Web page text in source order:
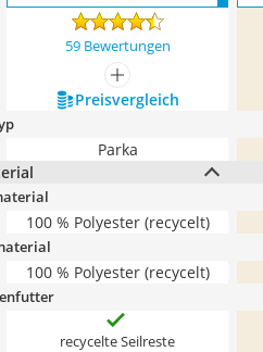
59 Bewertungen
mehr anzeigen
Preis­vergleich
Parka
100 % Polyester (recycelt)
100 % Polyester (recycelt)
recycelte Seilreste